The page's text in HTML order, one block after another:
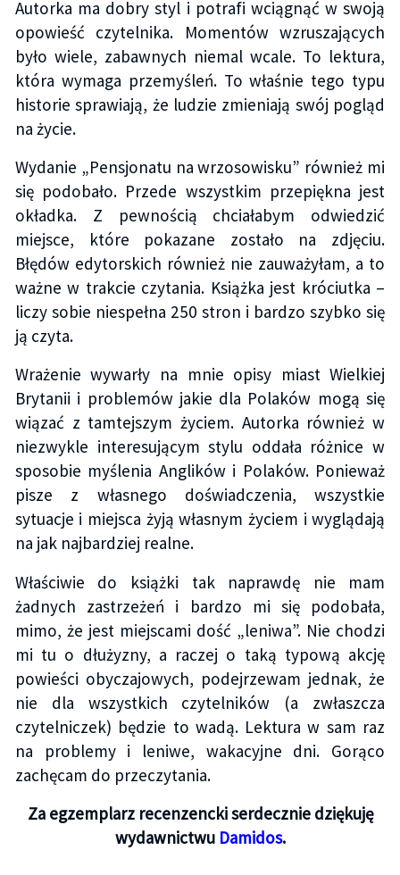
Autorka ma dobry styl i potrafi wciągnąć w swoją
opowieść czytelnika. Momentów wzruszających
było wiele, zabawnych niemal wcale. To lektura,
która wymaga przemyśleń. To właśnie tego typu
historie sprawiają, że ludzie zmieniają swój pogląd
na życie.
Wydanie „Pensjonatu na wrzosowisku” również mi
się podobało. Przede wszystkim przepiękna jest
okładka. Z pewnością chciałabym odwiedzić
miejsce, które pokazane zostało na zdjęciu.
Błędów edytorskich również nie zauważyłam, a to
ważne w trakcie czytania. Książka jest króciutka –
liczy sobie niespełna 250 stron i bardzo szybko się
ją czyta.
Wrażenie wywarły na mnie opisy miast Wielkiej
Brytanii i problemów jakie dla Polaków mogą się
wiązać z tamtejszym życiem. Autorka również w
niezwykle interesującym stylu oddała różnice w
sposobie myślenia Anglików i Polaków. Ponieważ
pisze z własnego doświadczenia, wszystkie
sytuacje i miejsca żyją własnym życiem i wyglądają
na jak najbardziej realne.
Właściwie do książki tak naprawdę nie mam
żadnych zastrzeżeń i bardzo mi się podobała,
mimo, że jest miejscami dość „leniwa”. Nie chodzi
mi tu o dłużyzny, a raczej o taką typową akcję
powieści obyczajowych, podejrzewam jednak, że
nie dla wszystkich czytelników (a zwłaszcza
czytelniczek) będzie to wadą. Lektura w sam raz
na problemy i leniwe, wakacyjne dni. Gorąco
zachęcam do przeczytania.
Za egzemplarz recenzencki serdecznie dziękuję
wydawnictwu Damidos.